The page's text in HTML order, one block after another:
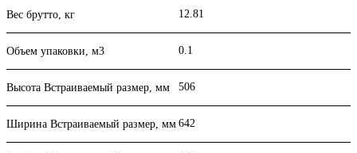
Вес брутто, кг 12.81
Объем упаковки, м3 0.1
Высота Встраиваемый размер, мм 506
Ширина Встраиваемый размер, мм 642